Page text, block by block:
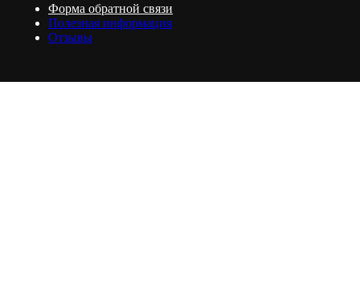
Форма обратной связи
Полезная информация
Отзывы